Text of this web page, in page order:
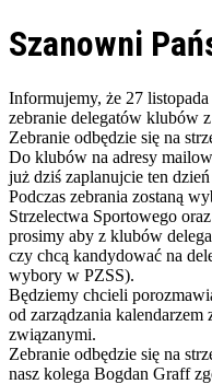
Szanowni
Informujemy, że 27
zebranie delegatów klubów
Zebranie odbędzie się na
Do klubów na adresy
już dziś zaplanujcie ten
Podczas zebrania zostaną
Strzelectwa Sportowego
prosimy aby z klubów
czy chcą kandydować na
wybory w PZSS).
Będziemy chcieli
od zarządzania
związanymi.
Zebranie odbędzie się na
nasz kolega Bogdan Graff